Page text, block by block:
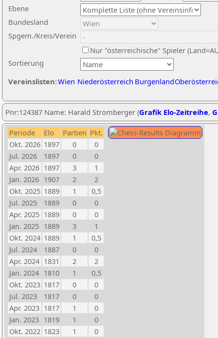
Ebene
Sortierung
Bundesland
Spgem./Kreis/Verein
Nur "österreichische" Spieler
Vereinslisten:Wien Niederösterreich Burgenland
Pnr:124387 Name: Harald Stromberger (Grafik Elo-Zeitreihe,
Periode Elo Partien Pkt.
Okt. 2026 1897 0
0
Jul. 2026
1897 0
0
Apr. 2026 1897 3
1
Jan. 2026 1907 2
2
Okt. 2025 1889 1
0,5
Jul. 2025
1889 0
0
Apr. 2025 1889 0
0
Jan. 2025 1889 3
1
Okt. 2024 1889 1
0,5
Jul. 2024
1887 0
0
Apr. 2024 1831 2
2
Jan. 2024 1810 1
0,5
Okt. 2023 1817 0
0
Jul. 2023
1817 0
0
Apr. 2023 1817 1
0
Jan. 2023 1819 1
0
Okt. 2022 1823 1
0